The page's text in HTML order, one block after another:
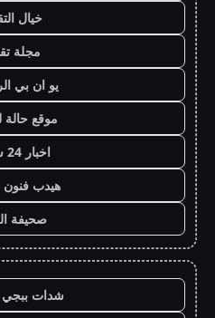
خيال
مجلة
يو ان بي
موقع حالة
اخبار 24 ساعة
هيدب فنون
صحيفة
شدات